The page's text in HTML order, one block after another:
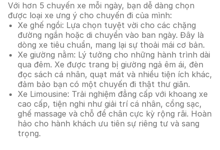
Với hơn 5 chuyến xe mỗi ngày, bạn dễ dàng chọn
được loại xe ưng ý cho chuyến đi của mình:
Xe ghế ngồi: Lựa chọn tuyệt vời cho các chặng
đường ngắn hoặc di chuyển vào ban ngày. Đây là
dòng xe tiêu chuẩn, mang lại sự thoải mái cơ bản.
Xe giường nằm: Lý tưởng cho những hành trình dài
qua đêm. Xe được trang bị giường ngả êm ái, đèn
đọc sách cá nhân, quạt mát và nhiều tiện ích khác,
đảm bảo bạn có một chuyến đi thật thư giãn.
Xe Limousine: Trải nghiệm đẳng cấp với khoang xe
cao cấp, tiện nghi như giải trí cá nhân, cổng sạc,
ghế massage và chỗ để chân cực kỳ rộng rãi. Hoàn
hảo cho hành khách ưu tiên sự riêng tư và sang
trọng.